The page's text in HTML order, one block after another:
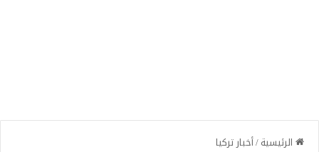
الرئيسية/أخبار تركيا